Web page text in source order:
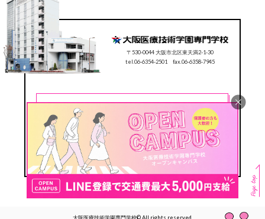
〒530-0044 大阪市北区東天満2-1-30
tel.06-6354-2501 fax.06-6358-7945
CONTACT
0120-78-2501
Follow us #ocmt